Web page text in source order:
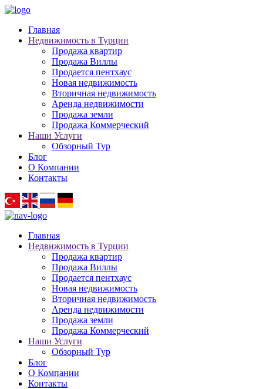
Главная
Недвижимость в Турции
Продажа квартир
Продажа Виллы
Продается пентхаус
Новая недвижимость
Вторичная недвижимость
Аренда недвижимости
Продажа земли
Продажа Коммерческий
Наши Услуги
Обзорный Тур
Блог
О Компании
Контакты
Главная
Недвижимость в Турции
Продажа квартир
Продажа Виллы
Продается пентхаус
Новая недвижимость
Вторичная недвижимость
Аренда недвижимости
Продажа земли
Продажа Коммерческий
Наши Услуги
Обзорный Тур
Блог
О Компании
Контакты